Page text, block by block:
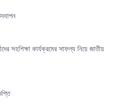
সহশিক্ষা কার্যক্রমের সাফল্য নিয়ে জাতীয়